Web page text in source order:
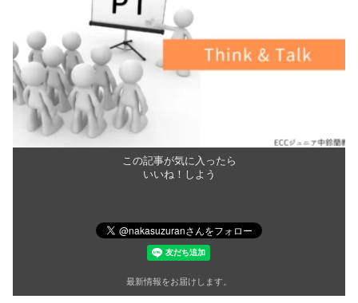
この記事が気に入ったら
いいね！しよう
最新情報をお届けします。